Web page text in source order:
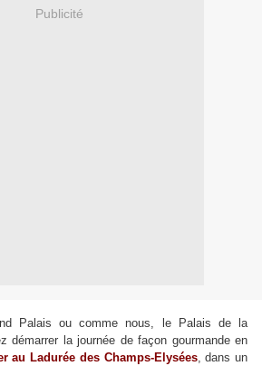
Publicité
Palais ou comme nous, le Palais de la
démarrer la journée de façon gourmande en
au Ladurée des Champs-Elysées, dans un